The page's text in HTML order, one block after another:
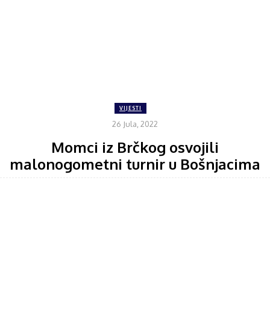
VIJESTI
26 Jula, 2022
Momci iz Brčkog osvojili
malonogometni turnir u Bošnjacima